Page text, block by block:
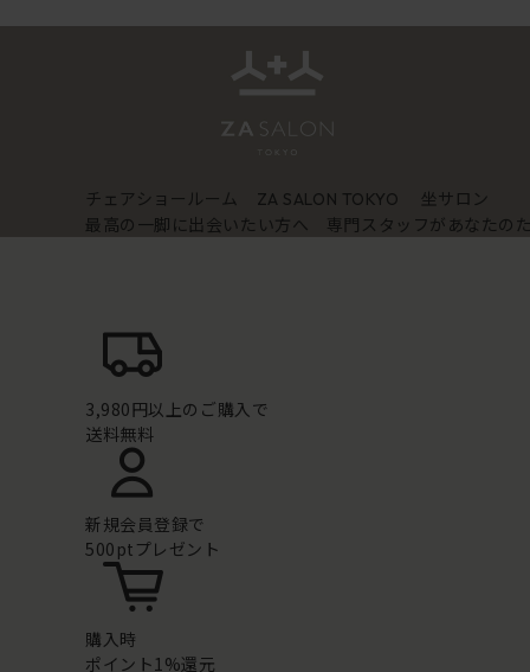
チェアショールーム ZA SALON TOKYO
坐サロン
最高の一脚に出会いたい方へ 専門スタッフがあなたの
3,980円以上のご購入で
送料無料
新規会員登録で
500ptプレゼント
購入時
ポイント1%還元